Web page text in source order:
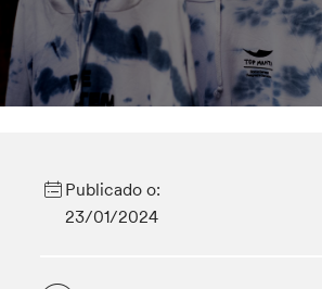
Publicado o:
23/01/2024